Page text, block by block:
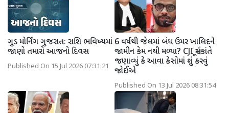
ગુડ મોર્નિંગ ગુજરાતઃ રાશિ ભવિષ્યમાં
જાણો તમારો આજનો દિવસ
Published On 15 Jul 2026 07:31:21
6 વર્ષથી જેલમાં બંધ ઉમર ખાલિદને
જામીન કેમ નથી મળ્યા? CJI સૂર્યકાંતે
જણાવ્યું કે આવા કેસોમાં શું કરવું
જોઈએ
Published On 13 Jul 2026 08:31:54